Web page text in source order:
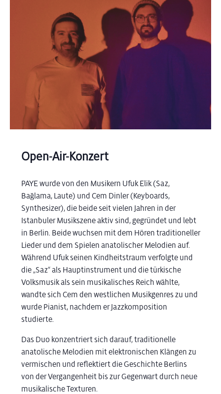
Open-Air-Konzert
PAYE wurde von den Musikern Ufuk Elik (Saz,
Bağlama, Laute) und Cem Dinler (Keyboards,
Synthesizer), die beide seit vielen Jahren in der
Istanbuler Musikszene aktiv sind, gegründet und lebt
in Berlin. Beide wuchsen mit dem Hören traditioneller
Lieder und dem Spielen anatolischer Melodien auf.
Während Ufuk seinen Kindheitstraum verfolgte und
die „Saz“ als Hauptinstrument und die türkische
Volksmusik als sein musikalisches Reich wählte,
wandte sich Cem den westlichen Musikgenres zu und
wurde Pianist, nachdem er Jazzkomposition
studierte.
Das Duo konzentriert sich darauf, traditionelle
anatolische Melodien mit elektronischen Klängen zu
vermischen und reflektiert die Geschichte Berlins
von der Vergangenheit bis zur Gegenwart durch neue
musikalische Texturen.